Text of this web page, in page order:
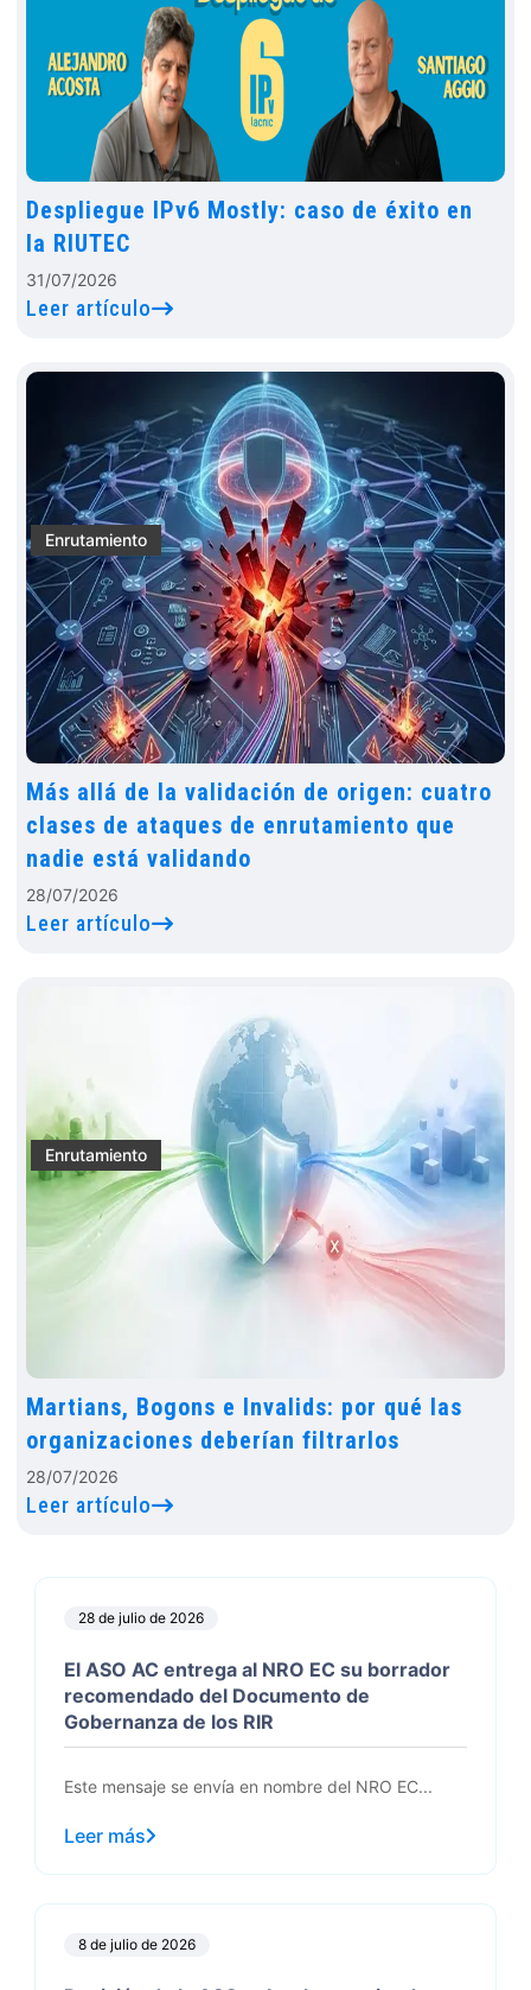
Despliegue IPv6 Mostly: caso de éxito en
la RIUTEC
31/07/2026
Leer artículo
Enrutamiento
Más allá de la validación de origen: cuatro
clases de ataques de enrutamiento que
nadie está validando
28/07/2026
Leer artículo
Enrutamiento
Martians, Bogons e Invalids: por qué las
organizaciones deberían filtrarlos
28/07/2026
Leer artículo
28 de julio de 2026
El ASO AC entrega al NRO EC su borrador
recomendado del Documento de
Gobernanza de los RIR
Este mensaje se envía en nombre del NRO EC...
Leer más
8 de julio de 2026